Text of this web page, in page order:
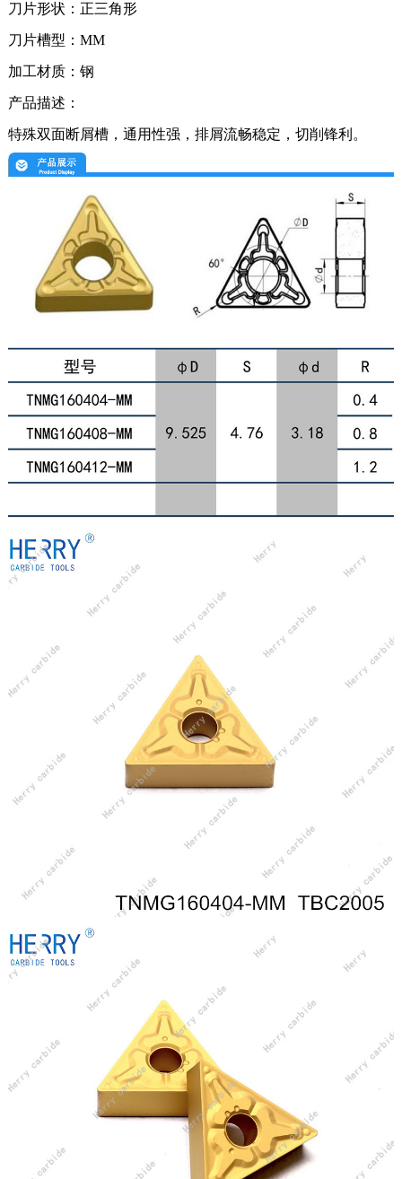
刀片形状： 正三角形
刀片槽型： MM
加工材质：钢
产品描述：
特殊双面断屑槽，通用性强，排屑流畅稳定，切削锋利。